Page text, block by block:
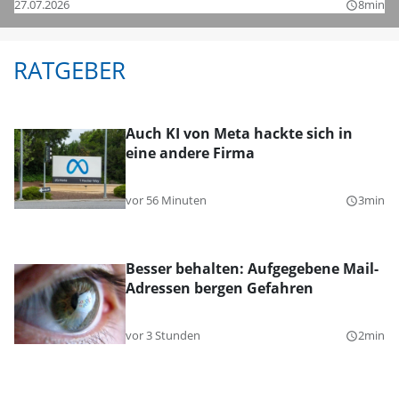
27.07.2026 query_builder8min
RATGEBER
Auch KI von Meta hackte sich in
eine andere Firma
vor 56 Minuten query_builder3min
Besser behalten: Aufgegebene Mail-
Adressen bergen Gefahren
vor 3 Stunden query_builder2min